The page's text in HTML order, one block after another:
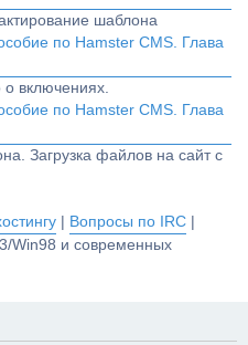
шаблона
по Hamster CMS. Глава
включениях.
по Hamster CMS. Глава
Загрузка файлов на сайт с
Вопросы по IRC
Win98 и современных